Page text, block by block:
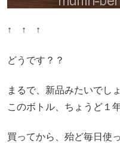
↑ ↑ ↑
どうです？？
まるで、新品みたいでし
このボトル、ちょうど１
買ってから、殆ど毎日使